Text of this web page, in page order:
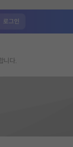
로그인
니다.